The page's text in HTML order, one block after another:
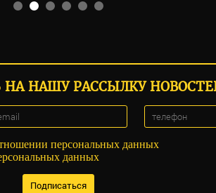
НАШУ РАССЫЛКУ
персональных данных
данных